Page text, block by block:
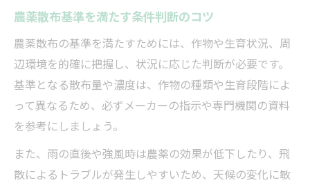
農薬散布基準を満たす条件判断のコツ
農薬散布の基準を満たすためには、作物や生育状況、周
辺環境を的確に把握し、状況に応じた判断が必要です。
基準となる散布量や濃度は、作物の種類や生育段階によ
って異なるため、必ずメーカーの指示や専門機関の資料
を参考にしましょう。
また、雨の直後や強風時は農薬の効果が低下したり、飛
散によるトラブルが発生しやすいため、天候の変化に敏